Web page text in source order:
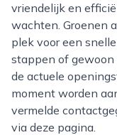
vriendelijk en
wachten. Groenen
plek voor een
stappen of
de actuele
moment worden
vermelde
via deze pagina.